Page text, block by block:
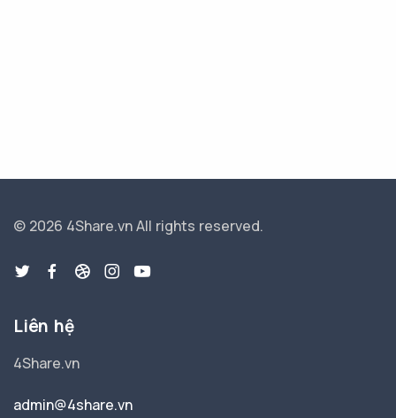
© 2026 4Share.vnAll rights reserved.
Liên hệ
4Share.vn
admin@4share.vn